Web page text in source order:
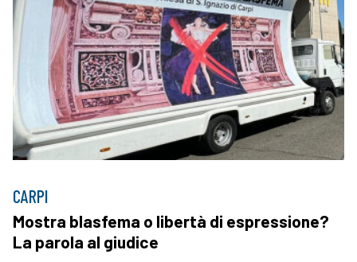
CARPI
Mostra blasfema o libertà di espressione?
La parola al giudice